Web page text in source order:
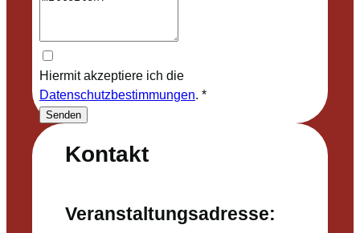
Kontakt
Veranstaltungsadresse:
Hiermit akzeptiere ich die
Datenschutzbestimmungen. *
Senden